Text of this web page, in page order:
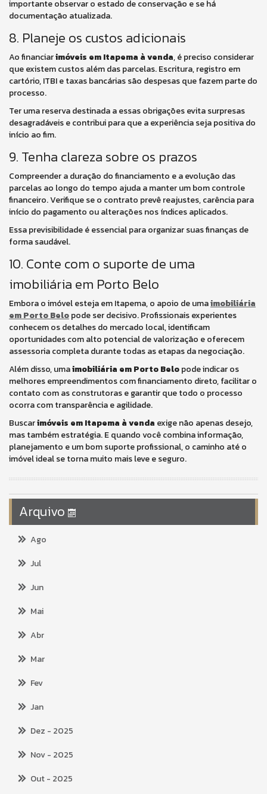
importante observar o estado de conservação e se há
documentação atualizada.
8. Planeje os custos adicionais
Ao financiarimóveis em Itapema à venda, é preciso considerar
que existem custos além das parcelas. Escritura, registro em
cartório, ITBI e taxas bancárias são despesas que fazem parte do
processo.
Ter uma reserva destinada a essas obrigações evita surpresas
desagradáveis e contribui para que a experiência seja positiva do
início ao fim.
9. Tenha clareza sobre os prazos
Compreender a duração do financiamento e a evolução das
parcelas ao longo do tempo ajuda a manter um bom controle
financeiro. Verifique se o contrato prevê reajustes, carência para
início do pagamento ou alterações nos índices aplicados.
Essa previsibilidade é essencial para organizar suas finanças de
forma saudável.
10. Conte com o suporte de uma
imobiliária em Porto Belo
Embora o imóvel esteja em Itapema, o apoio de umaimobiliária
em Porto Belopode ser decisivo. Profissionais experientes
conhecem os detalhes do mercado local, identificam
oportunidades com alto potencial de valorização e oferecem
assessoria completa durante todas as etapas da negociação.
Além disso, umaimobiliária em Porto Belopode indicar os
melhores empreendimentos com financiamento direto, facilitar o
contato com as construtoras e garantir que todo o processo
ocorra com transparência e agilidade.
Buscarimóveis em Itapema à venda exige não apenas desejo,
mas também estratégia. E quando você combina informação,
planejamento e um bom suporte profissional, o caminho até o
imóvel ideal se torna muito mais leve e seguro.
Arquivo
Ago
Jul
Jun
Mai
Abr
Mar
Fev
Jan
Dez - 2025
Nov- 2025
Out- 2025